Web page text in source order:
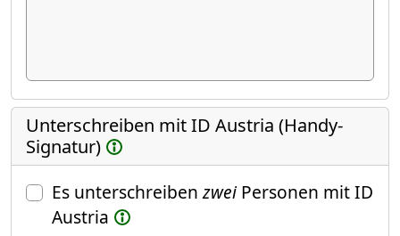
Unterschreiben mit ID Austria (Handy-
Signatur)
Es unterschreibenzweiPersonen mit ID
Austria